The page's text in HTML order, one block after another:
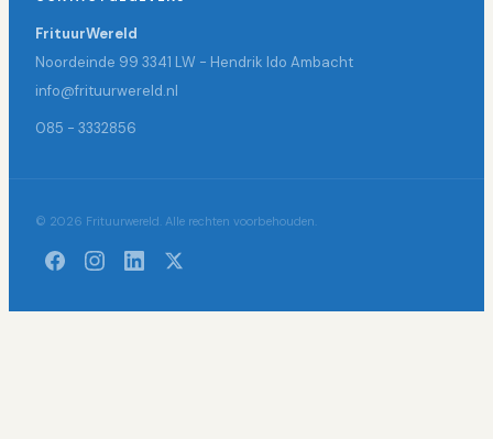
FrituurWereld
Noordeinde 99 3341 LW - Hendrik Ido Ambacht
info@frituurwereld.nl
085 - 3332856
© 2026 Frituurwereld. Alle rechten voorbehouden.